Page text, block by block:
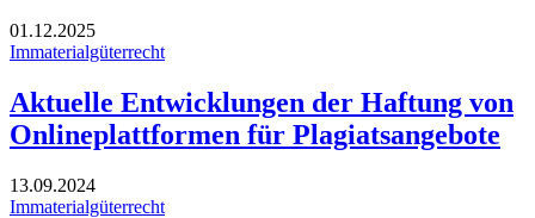
01.12.2025
Immaterialgüterrecht
Aktuelle Entwicklungen der Haftung von
Onlineplattformen für Plagiatsangebote
13.09.2024
Immaterialgüterrecht